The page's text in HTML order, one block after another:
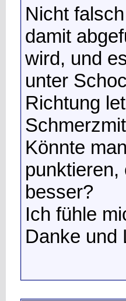
Nicht
damit
wird, und
unter
Richtung
Könnte
punktieren,
besser?
Ich fühle
Danke und